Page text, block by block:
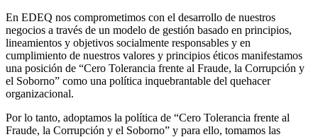
En EDEQ nos comprometimos con el desarrollo de nuestros
negocios a través de un modelo de gestión basado en principios,
lineamientos y objetivos socialmente responsables y en
cumplimiento de nuestros valores y principios éticos manifestamos
una posición de “Cero Tolerancia frente al Fraude, la Corrupción y
el Soborno” como una política inquebrantable del quehacer
organizacional.
Por lo tanto, adoptamos la política de “Cero Tolerancia frente al
Fraude, la Corrupción y el Soborno” y para ello, tomamos las